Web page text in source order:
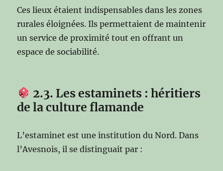
Ces lieux étaient indispensables dans les zones
rurales éloignées. Ils permettaient de maintenir
un service de proximité tout en offrant un
espace de sociabilité.
2.3. Les estaminets : héritiers
de la culture flamande
L’estaminet est une institution du Nord. Dans
l’Avesnois, il se distinguait par :